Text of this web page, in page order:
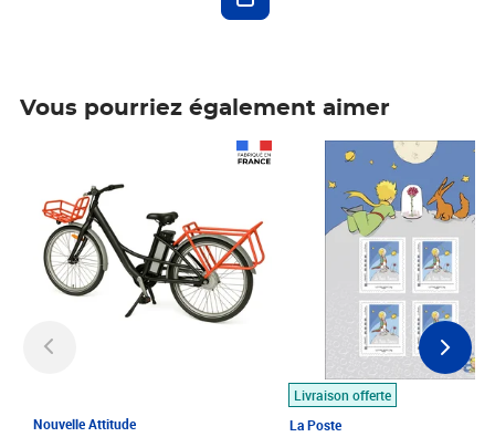
Vous pourriez également aimer
Nouvelle Attitude
Livraison offerte
La Poste
Prix 7,50€